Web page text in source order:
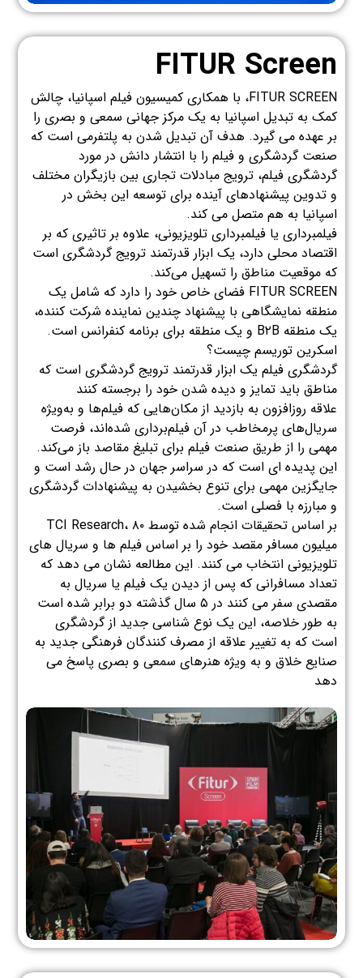
FITUR Screen
FITUR SCREEN، با همکاری کمیسیون فیلم اسپانیا، چالش
کمک به تبدیل اسپانیا به یک مرکز جهانی سمعی و بصری را
بر عهده می گیرد. هدف آن تبدیل شدن به پلتفرمی است که
صنعت گردشگری و فیلم را با انتشار دانش در مورد
گردشگری فیلم، ترویج مبادلات تجاری بین بازیگران مختلف
و تدوین پیشنهادهای آینده برای توسعه این بخش در
اسپانیا به هم متصل می کند.
فیلمبرداری یا فیلمبرداری تلویزیونی، علاوه بر تاثیری که بر
اقتصاد محلی دارد، یک ابزار قدرتمند ترویج گردشگری است
که موقعیت مناطق را تسهیل می‌کند.
FITUR SCREEN فضای خاص خود را دارد که شامل یک
منطقه نمایشگاهی با پیشنهاد چندین نماینده شرکت کننده،
یک منطقه B۲B و یک منطقه برای برنامه کنفرانس است.
اسکرین توریسم چیست؟
گردشگری فیلم یک ابزار قدرتمند ترویج گردشگری است که
مناطق باید تمایز و دیده شدن خود را برجسته کنند
علاقه روزافزون به بازدید از مکان‌هایی که فیلم‌ها و به‌ویژه
سریال‌های پرمخاطب در آن فیلم‌برداری شده‌اند، فرصت
مهمی را از طریق صنعت فیلم برای تبلیغ مقاصد باز می‌کند.
این پدیده ای است که در سراسر جهان در حال رشد است و
جایگزین مهمی برای تنوع بخشیدن به پیشنهادات گردشگری
و مبارزه با فصلی است.
بر اساس تحقیقات انجام شده توسط TCI Research، ۸۰
میلیون مسافر مقصد خود را بر اساس فیلم ها و سریال های
تلویزیونی انتخاب می کنند. این مطالعه نشان می دهد که
تعداد مسافرانی که پس از دیدن یک فیلم یا سریال به
مقصدی سفر می کنند در ۵ سال گذشته دو برابر شده است
به طور خلاصه، این یک نوع شناسی جدید از گردشگری
است که به تغییر علاقه از مصرف کنندگان فرهنگی جدید به
صنایع خلاق و به ویژه هنرهای سمعی و بصری پاسخ می
دهد